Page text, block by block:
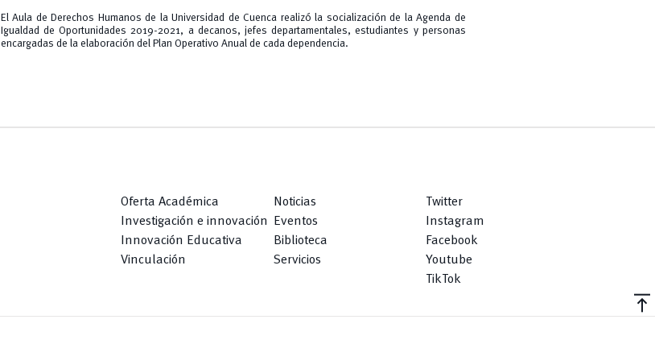
El Aula de Derechos Humanos de la Universidad de Cuenca realizó la socialización de la Agenda de
Igualdad de Oportunidades 2019-2021, a decanos, jefes departamentales, estudiantes y personas
encargadas de la elaboración del Plan Operativo Anual de cada dependencia.
Oferta Académica
Investigación e innovación
Innovación Educativa
Vinculación
Noticias
Eventos
Biblioteca
Servicios
Twitter
Instagram
Facebook
Youtube
TikTok
vertical_align_top